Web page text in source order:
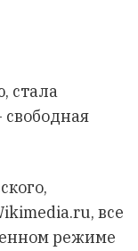
стала
все
режиме